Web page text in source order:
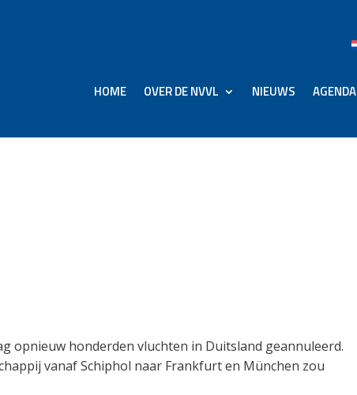
HOME OVER DE NVVL NIEUWS AGENDA
opnieuw honderden vluchten in Duitsland geannuleerd.
vanaf Schiphol naar Frankfurt en München zou